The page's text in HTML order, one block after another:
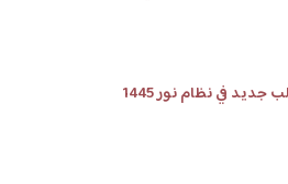
في نظام نور 1445